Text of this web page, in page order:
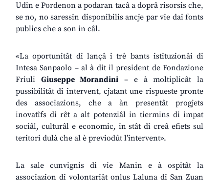
Udin e Pordenon a podaran tacâ a doprâ risorsis che,
se no, no saressin disponibilis ancje par vie dai fonts
publics che a son in câl.
«La oportunitât di lançâ i trê bants istituzionâi di
Intesa Sanpaolo – al à dit il president de Fondazione
Friuli Giuseppe Morandini – e à moltiplicât la
pussibilitât di intervent, cjatant une rispueste pronte
des associazions, che a àn presentât progjets
inovatîfs di rêt a alt potenziâl in tiermins di impat
sociâl, culturâl e economic, in stât di creâ efiets sul
teritori dulà che al è previodût l’intervent».
La sale cunvignis di vie Manin e à ospitât la
associazion di volontariât onlus Laluna di San Zuan